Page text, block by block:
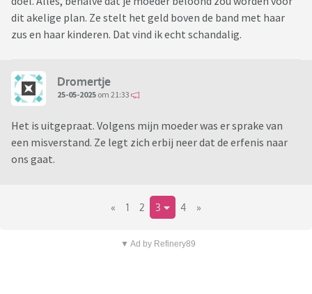
dit akelige plan. Ze stelt het geld boven de band met haar
zus en haar kinderen. Dat vind ik echt schandalig.
Dromertje
25-05-2025 om 21:33
Het is uitgepraat. Volgens mijn moeder was er sprake van
een misverstand. Ze legt zich erbij neer dat de erfenis naar
ons gaat.
« 1 2 3 4 »
▼ Ad by Refinery89